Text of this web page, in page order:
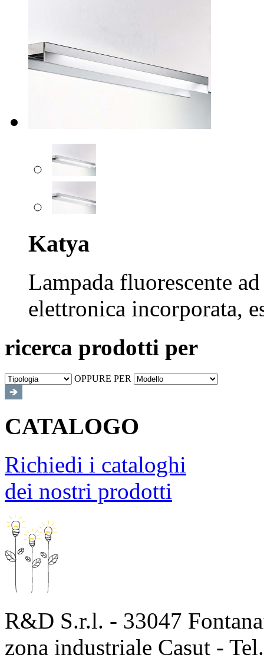
Katya
Lampada fluorescente
elettronica incorporata,
ricerca prodotti per
OPPURE PER
CATALOGO
Richiedi i cataloghi
dei nostri prodotti
R&D S.r.l. - 33047
zona industriale Casut -